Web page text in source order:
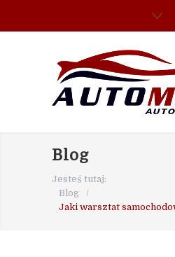
Blog
Jesteś tutaj:
Blog
/
Jaki warsztat